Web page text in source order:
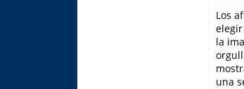
Los
la
una